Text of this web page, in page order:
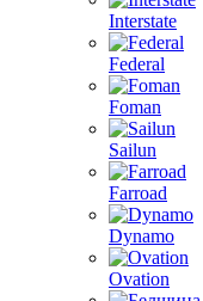
Interstate
Federal
Foman
Sailun
Farroad
Dynamo
Ovation